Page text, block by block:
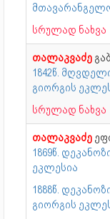
სრულად ნახვა
თალაკვაძე
1842წ.
გიორგის
სრულად ნახვა
თალაკვაძე
1869წ.
ეკლესია
1888წ.
გიორგის